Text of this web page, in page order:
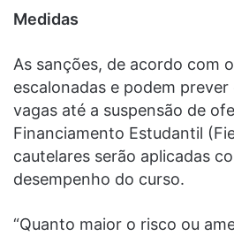
Medidas
As sanções, de acordo com
escalonadas e podem
vagas até a suspensão de
Financiamento Estudantil
cautelares serão aplicadas
desempenho do curso.
“Quanto maior o risco ou